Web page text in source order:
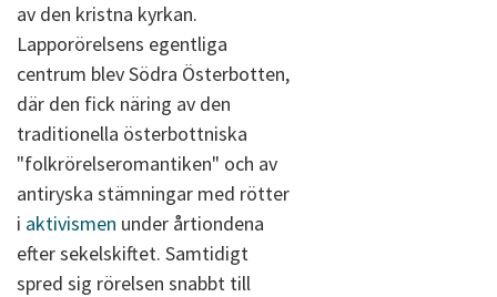
av den kristna kyrkan.
Lapporörelsens egentliga
centrum blev Södra Österbotten,
där den fick näring av den
traditionella österbottniska
"folkrörelseromantiken" och av
antiryska stämningar med rötter
i aktivismen under årtiondena
efter sekelskiftet. Samtidigt
spred sig rörelsen snabbt till